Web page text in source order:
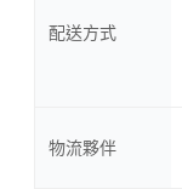
配送方式
物流夥伴